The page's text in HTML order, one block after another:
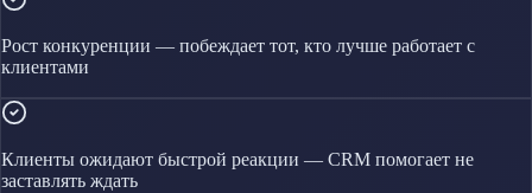
Рост конкуренции — побеждает тот, кто лучше работает с
клиентами
Клиенты ожидают быстрой реакции — CRM помогает не
заставлять ждать